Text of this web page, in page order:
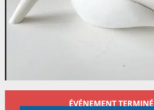
Ouverture et coordonnées
ÉVÉNEMENT TERMINÉ